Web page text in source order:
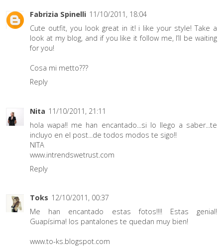
Fabrizia Spinelli 11/10/2011, 18:04
Cute outfit, you look great in it! i like your style! Take a
look at my blog, and if you like it follow me, I’ll be waiting
for you!
Cosa mi metto???
Reply
Nita 11/10/2011, 21:11
hola wapa!! me han encantado...si lo llego a saber...te
incluyo en el post...de todos modos te sigo!!
NITA
www.intrendswetrust.com
Reply
Toks 12/10/2011, 00:37
Me han encantado estas fotos!!!! Estas genial!
Guapísima! los pantalones te quedan muy bien!
www.to-ks.blogspot.com